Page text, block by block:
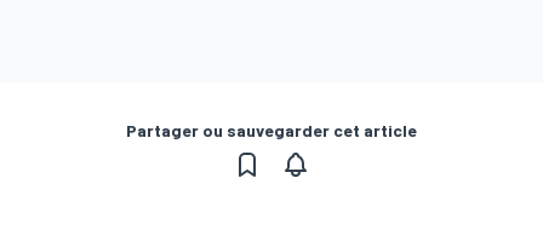
Partager ou sauvegarder cet article